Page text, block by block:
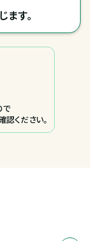
す。
で
ください。